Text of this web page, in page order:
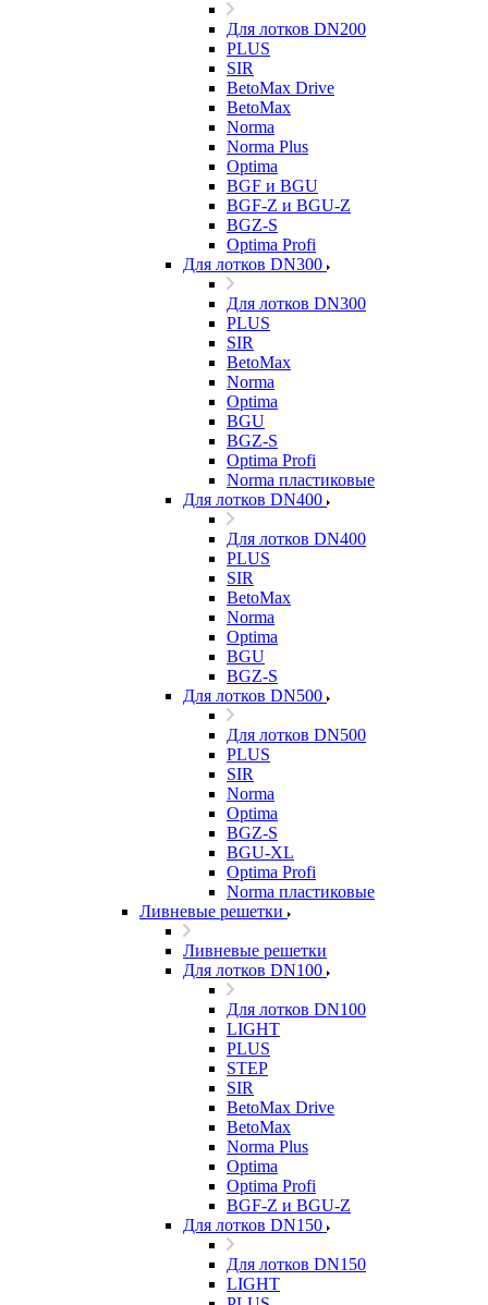
Для лотков DN200
PLUS
SIR
BetoMax Drive
BetoMax
Norma
Norma Plus
Optima
BGF и BGU
BGF-Z и BGU-Z
BGZ-S
Optima Profi
Для лотков DN300
Для лотков DN300
PLUS
SIR
BetoMax
Norma
Optima
BGU
BGZ-S
Optima Profi
Norma пластиковые
Для лотков DN400
Для лотков DN400
PLUS
SIR
BetoMax
Norma
Optima
BGU
BGZ-S
Для лотков DN500
Для лотков DN500
PLUS
SIR
Norma
Optima
BGZ-S
BGU-XL
Optima Profi
Norma пластиковые
Ливневые решетки
Ливневые решетки
Для лотков DN100
Для лотков DN100
LIGHT
PLUS
STEP
SIR
BetoMax Drive
BetoMax
Norma Plus
Optima
Optima Profi
BGF-Z и BGU-Z
Для лотков DN150
Для лотков DN150
LIGHT